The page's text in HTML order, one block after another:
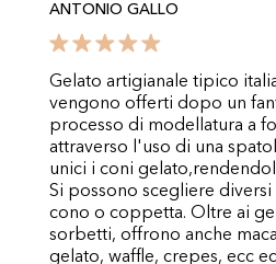
ANTONIO GALLO
Gelato artigianale tipico
vengono offerti dopo un
processo di modellatura a
attraverso l'uso di una
unici i coni
Si possono scegliere diversi
cono o coppetta. Oltre ai
sorbetti, offrono anche
gelato, waffle, crepes, ecc